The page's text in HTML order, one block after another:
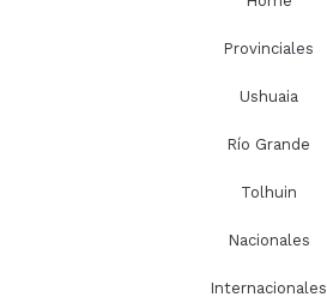
Provinciales
Ushuaia
Río Grande
Tolhuin
Nacionales
Internacionales